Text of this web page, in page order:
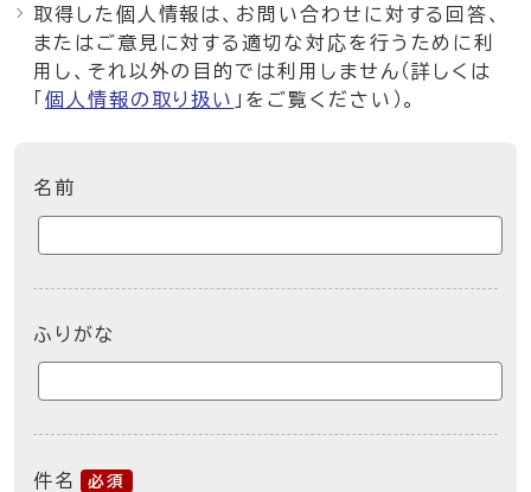
取得した個人情報は、お問い合わせに対する回答、
またはご意見に対する適切な対応を行うために利
用し、それ以外の目的では利用しません（詳しくは
個人情報の取り扱い 」をご覧ください）。
名前
ふりがな
件名 必須